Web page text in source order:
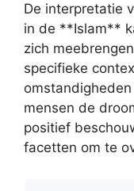
De interpretatie
in de **Islam**
zich
specifieke
mensen de
positief
facetten om te